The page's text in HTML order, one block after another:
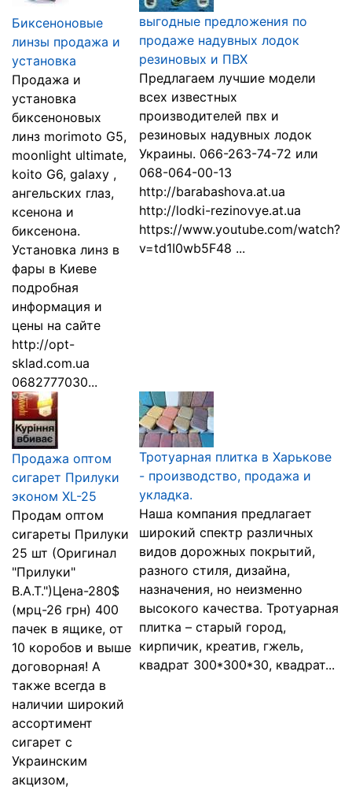
Биксеноновые
линзы продажа и
установка
Продажа и
установка
биксеноновых
линз morimoto G5,
moonlight ultimate,
koito G6, galaxy ,
ангельских глаз,
ксенона и
биксенона.
Установка линз в
фары в Киеве
подробная
информация и
цены на сайте
http://opt-
sklad.com.ua
0682777030...
выгодные предложения по
продаже надувных лодок
резиновых и ПВХ
Предлагаем лучшие модели
всех известных
производителей пвх и
резиновых надувных лодок
Украины. 066-263-74-72 или
068-064-00-13
http://barabashova.at.ua
http://lodki-rezinovye.at.ua
https://www.youtube.com/watch?
v=td1I0wb5F48 ...
Продажа оптом
сигарет Прилуки
эконом XL-25
Продам оптом
сигареты Прилуки
25 шт (Оригинал
"Прилуки"
В.А.Т.")Цена-280$
(мрц-26 грн) 400
пачек в ящике, от
10 коробов и выше
договорная! А
также всегда в
наличии широкий
ассортимент
сигарет с
Украинским
акцизом,
Тротуарная плитка в Харькове
- производство, продажа и
укладка.
Наша компания предлагает
широкий спектр различных
видов дорожных покрытий,
разного стиля, дизайна,
назначения, но неизменно
высокого качества. Тротуарная
плитка – старый город,
кирпичик, креатив, гжель,
квадрат 300*300*30, квадрат...